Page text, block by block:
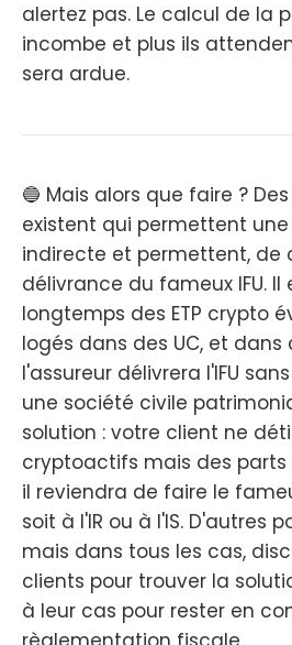
alertez pas. Le calcul de la
incombe et plus ils
sera ardue.
🔵 Mais alors que faire ?
existent qui permettent une
indirecte et permettent, de
délivrance du fameux IFU. Il
longtemps des ETP crypto
logés dans des UC, et dans
l'assureur délivrera l'IFU
une société civile
solution : votre client ne
cryptoactifs mais des
il reviendra de faire le
soit à l'IR ou à l'IS. D'autres
mais dans tous les cas,
clients pour trouver la
à leur cas pour rester en